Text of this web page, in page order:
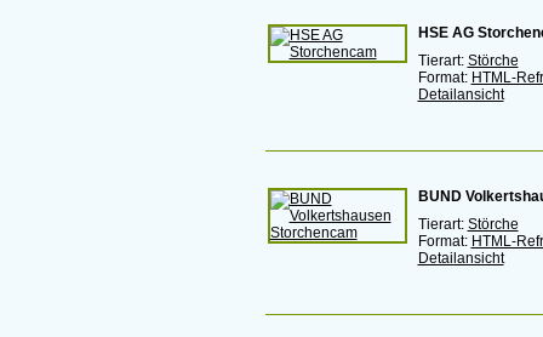
HSE AG
Tierart: Störche
Format: HTML-
Detailansicht
BUND
Tierart: Störche
Format: HTML-
Detailansicht